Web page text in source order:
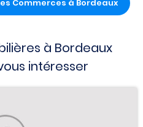
Commerces à Bordeaux
à Bordeaux
intéresser